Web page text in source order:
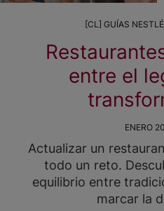
[CL] GUÍAS
entre el
ENERO
Actualizar un
todo un reto.
equilibrio entre
marcar la